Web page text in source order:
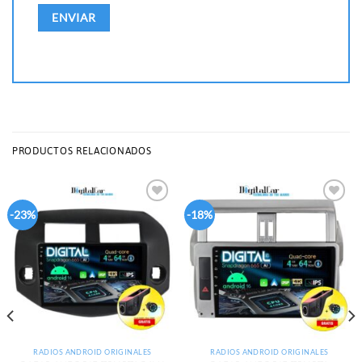
PRODUCTOS RELACIONADOS
-23%
Add to
wishlist
RADIOS ANDROID ORIGINALES
-18%
Add to
wishlist
RADIOS ANDROID ORIGINALES